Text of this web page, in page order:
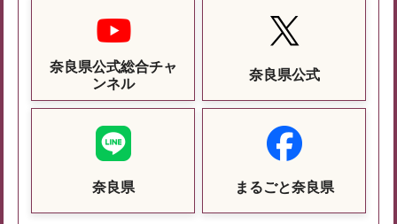
奈良県公式総合チャ
ンネル
奈良県公式
奈良県 まるごと奈良県